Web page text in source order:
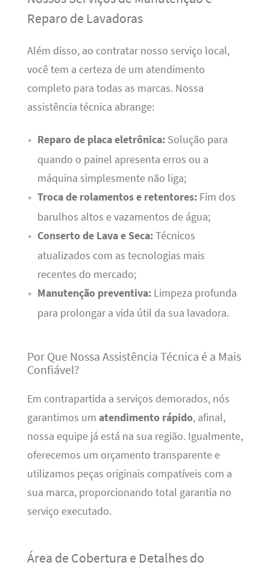
Reparo de Lavadoras
Além disso, ao contratar nosso serviço local,
você tem a certeza de um atendimento
completo para todas as marcas. Nossa
assistência técnica abrange:
Reparo de placa eletrônica:Solução para
quando o painel apresenta erros ou a
máquina simplesmente não liga;
Troca de rolamentos e retentores:Fim dos
barulhos altos e vazamentos de água;
Conserto de Lava e Seca:Técnicos
atualizados com as tecnologias mais
recentes do mercado;
Manutenção preventiva:Limpeza profunda
para prolongar a vida útil da sua lavadora.
Por Que Nossa Assistência Técnica é a Mais
Confiável?
Em contrapartida a serviços demorados, nós
garantimos um atendimento rápido, afinal,
nossa equipe já está na sua região. Igualmente,
oferecemos um orçamento transparente e
utilizamos peças originais compatíveis com a
sua marca, proporcionando total garantia no
serviço executado.
Área de Cobertura e Detalhes do